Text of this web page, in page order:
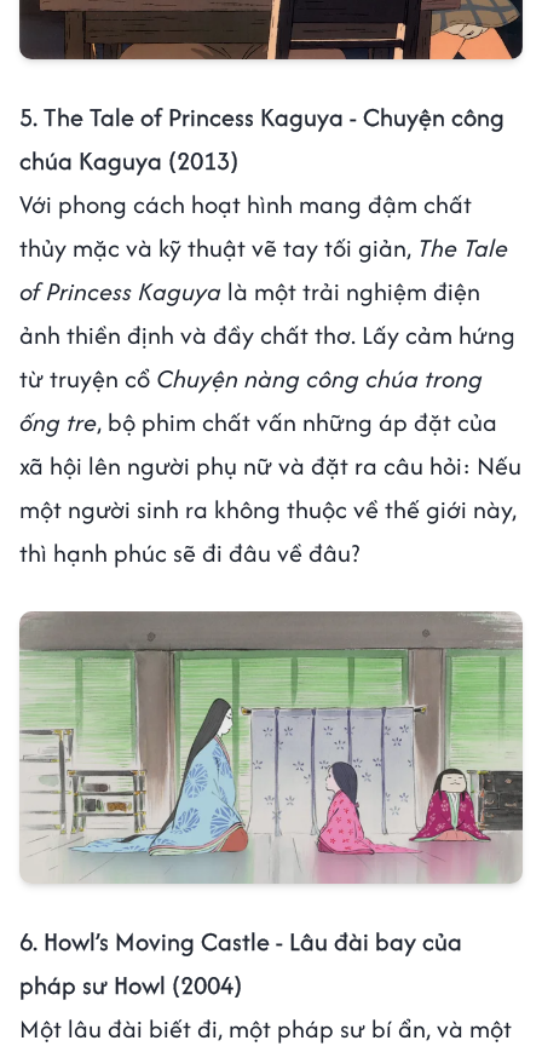
5. The Tale of Princess Kaguya - Chuyện công
chúa Kaguya (2013)
Với phong cách hoạt hình mang đậm chất
thủy mặc và kỹ thuật vẽ tay tối giản, The Tale
of Princess Kaguya là một trải nghiệm điện
ảnh thiền định và đầy chất thơ. Lấy cảm hứng
từ truyện cổ Chuyện nàng công chúa trong
ống tre, bộ phim chất vấn những áp đặt của
xã hội lên người phụ nữ và đặt ra câu hỏi: Nếu
một người sinh ra không thuộc về thế giới này,
thì hạnh phúc sẽ đi đâu về đâu?
6. Howl’s Moving Castle - Lâu đài bay của
pháp sư Howl (2004)
Một lâu đài biết đi, một pháp sư bí ẩn, và một